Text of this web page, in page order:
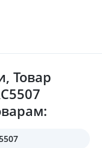
Товар